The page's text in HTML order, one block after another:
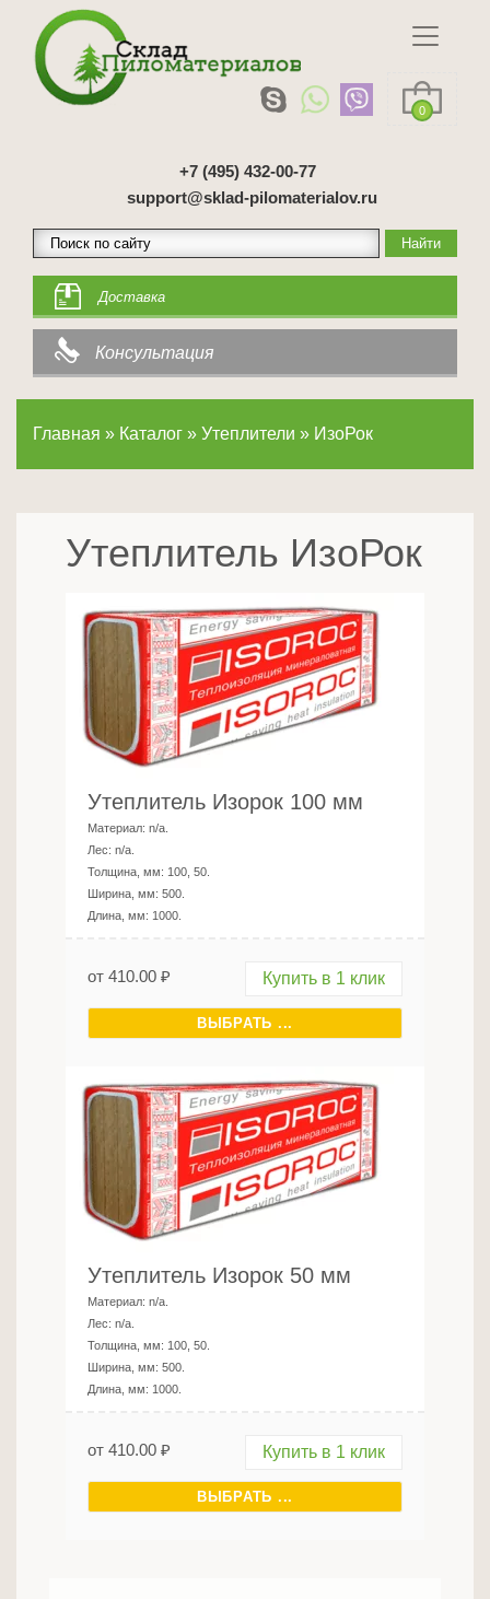
0
+7 (495) 432-00-77
support@sklad-pilomaterialov.ru
Доставка
Консультация
Главная » Каталог » Утеплители » ИзоРок
Утеплитель ИзоРок
Утеплитель Изорок 100 мм
Материал: n/a
Лес: n/a
Толщина, мм: 100, 50
Ширина, мм: 500
Длина, мм: 1000
от 410.00 ₽ Купить в 1 клик
ВЫБРАТЬ ...
Утеплитель Изорок 50 мм
Материал: n/a
Лес: n/a
Толщина, мм: 100, 50
Ширина, мм: 500
Длина, мм: 1000
от 410.00 ₽ Купить в 1 клик
ВЫБРАТЬ ...